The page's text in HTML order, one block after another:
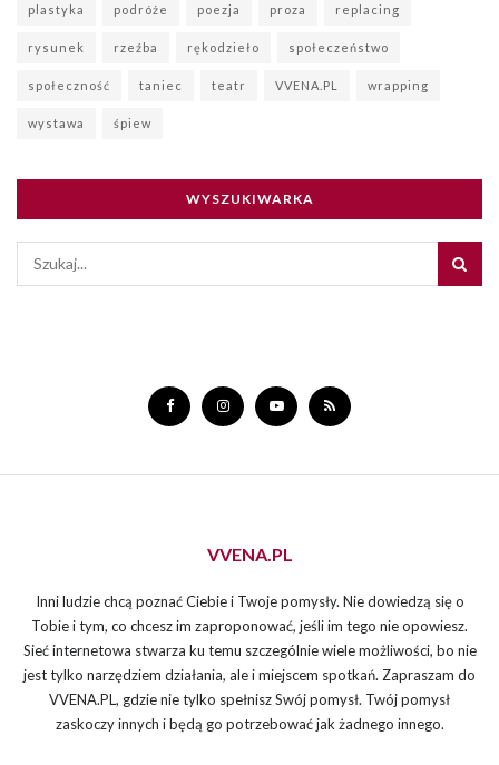
plastyka podróże poezja proza replacing
rysunek rzeźba rękodzieło społeczeństwo
społeczność taniec teatr VVENA.PL wrapping
wystawa śpiew
WYSZUKIWARKA
VVENA.PL
Inni ludzie chcą poznać Ciebie i Twoje pomysły. Nie dowiedzą się o
Tobie i tym, co chcesz im zaproponować, jeśli im tego nie opowiesz.
Sieć internetowa stwarza ku temu szczególnie wiele możliwości, bo nie
jest tylko narzędziem działania, ale i miejscem spotkań. Zapraszam do
VVENA.PL, gdzie nie tylko spełnisz Swój pomysł. Twój pomysł
zaskoczy innych i będą go potrzebować jak żadnego innego.